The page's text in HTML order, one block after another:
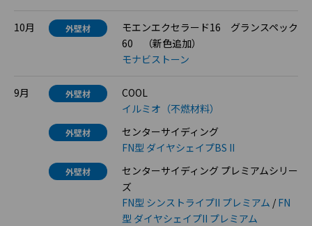
10月 外壁材
モエンエクセラード16 グランスペック
60 （新色追加）
モナビストーン
9月 外壁材
COOL
イルミオ（不燃材料）
外壁材
センターサイディング
FN型 ダイヤシェイプBS II
外壁材
センターサイディング プレミアムシリー
ズ
FN型 シンストライプII プレミアム / FN
型 ダイヤシェイプII プレミアム